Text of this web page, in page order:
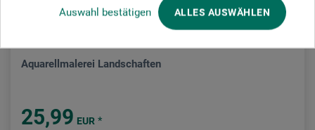
Auswahl bestätigen ALLES AUSWÄHLEN
Aquarellmalerei Landschaften
25,99 EUR *